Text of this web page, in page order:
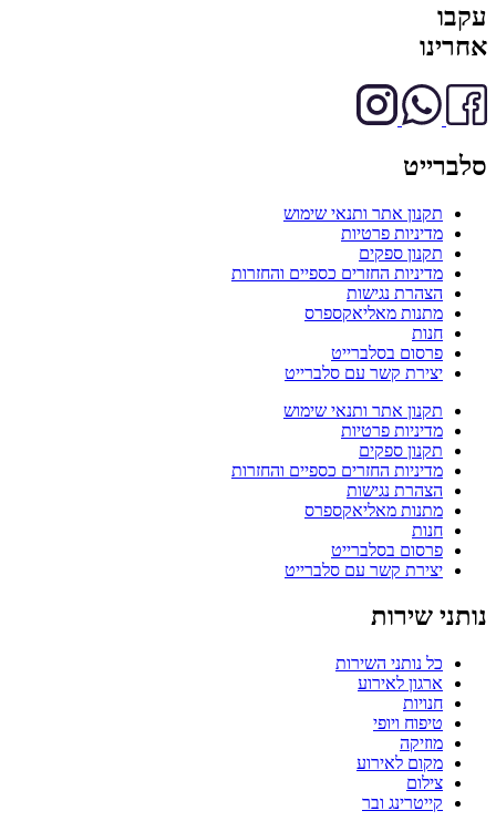
עקבו
אחרינו
סלברייט
תקנון אתר ותנאי שימוש
מדיניות פרטיות
תקנון ספקים
מדיניות החזרים כספיים והחזרות
הצהרת נגישות
מתנות מאליאקספרס
חנות
פרסום בסלברייט
יצירת קשר עם סלברייט
תקנון אתר ותנאי שימוש
מדיניות פרטיות
תקנון ספקים
מדיניות החזרים כספיים והחזרות
הצהרת נגישות
מתנות מאליאקספרס
חנות
פרסום בסלברייט
יצירת קשר עם סלברייט
נותני שירות
כל נותני השירות
ארגון לאירוע
חנויות
טיפוח ויופי
מוזיקה
מקום לאירוע
צילום
קייטרינג ובר